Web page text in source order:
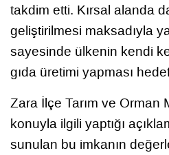
takdim etti. Kırsal alanda
geliştirilmesi maksadıyla
sayesinde ülkenin kendi
gıda üretimi yapması
Zara İlçe Tarım ve Orman
konuyla ilgili yaptığı
sunulan bu imkanın